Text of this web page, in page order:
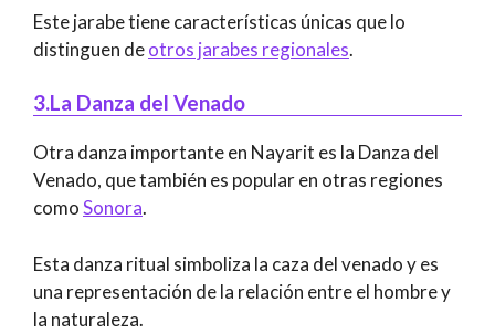
Este jarabe tiene características únicas que lo
distinguen deotros jarabes regionales.
3.La Danza del Venado
Otra danza importante en Nayarit es la Danza del
Venado, que también es popular en otras regiones
comoSonora.
Esta danza ritual simboliza la caza del venado y es
una representación de la relación entre el hombre y
la naturaleza.